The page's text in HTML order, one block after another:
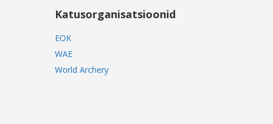
Katusorganisatsioonid
EOK
WAE
World Archery